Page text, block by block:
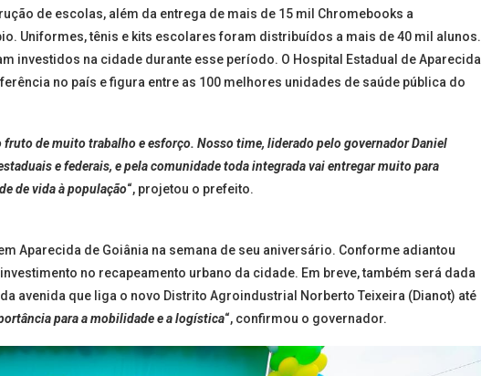
de escolas, além da entrega de mais de 15 mil Chromebooks a
Uniformes, tênis e kits escolares foram distribuídos a mais de 40 mil alunos.
investidos na cidade durante esse período. O Hospital Estadual de Aparecida
no país e figura entre as 100 melhores unidades de saúde pública do
fruto de muito trabalho e esforço. Nosso time, liderado pelo governador Daniel
e federais, e pela comunidade toda integrada vai entregar muito para
de vida à população“, projetou o prefeito.
Aparecida de Goiânia na semana de seu aniversário. Conforme adiantou
no recapeamento urbano da cidade. Em breve, também será dada
avenida que liga o novo Distrito Agroindustrial Norberto Teixeira (Dianot) até
para a mobilidade e a logística“, confirmou o governador.